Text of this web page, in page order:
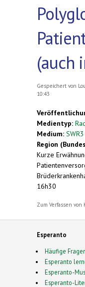
(auch
Gespeichert von
10:43
Medientyp:
Medium:
Region
Kurze
16h30
Zum Verfassen
Esperanto
Häufige
Esperanto
Esperanto-
Esperanto-